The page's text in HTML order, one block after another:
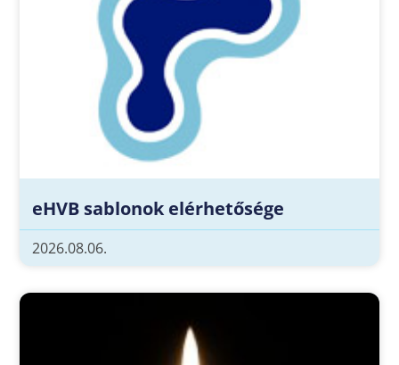
eHVB sablonok elérhetősége
2026.08.06.